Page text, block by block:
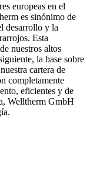
europeas en el
es sinónimo de
desarrollo y la
Esta
nuestros altos
la base sobre
cartera de
completamente
eficientes y de
Welltherm GmbH